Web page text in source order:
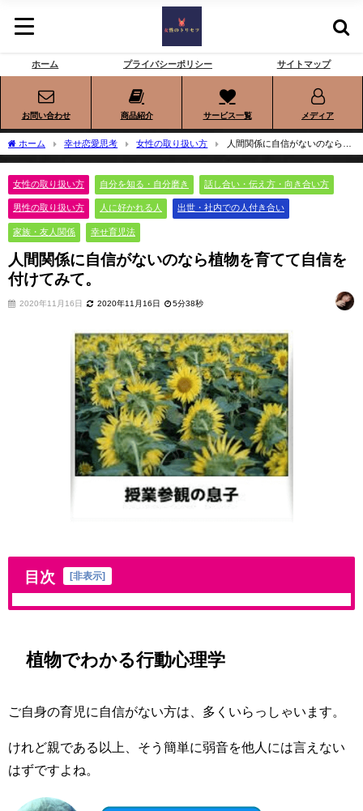
ホーム プライバシーポリシー サイトマップ
お問い合わせ 商品紹介 サービス一覧 メディア
ホーム 幸せ恋愛思考 女性の取り扱い方
人間関係に自信がないのなら植
物を育てて自信を付けてみて。
女性の取り扱い方 自分を知る・自分磨き 話し合い・伝え方・向き合い方
男性の取り扱い方 人に好かれる人 出世・社内での人付き合い
家族・友人関係 幸せ育児法
人間関係に自信がないのなら植物を育てて自信を
付けてみて。
2020年11月16日 2020年11月16日 5分38秒
目次 [非表示]
植物でわかる行動心理学
ご自身の育児に自信がない方は、多くいらっしゃいます。
けれど親である以上、そう簡単に弱音を他人には言えない
はずですよね。